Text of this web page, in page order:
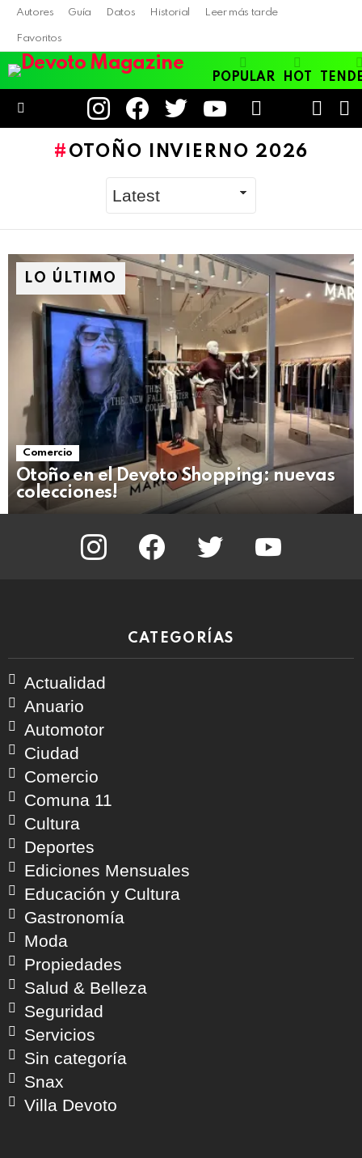
Autores Guía Datos Historial Leer más tarde
Favoritos
POPULAR HOT
instagramfacebooktwitter youtube
SKIN
OTOÑO INVIERNO 2026
LO ÚLTIMO
Comercio
Otoño en el Devoto Shopping: nuevas
colecciones!
instagram facebook twitter
CATEGORÍAS
Actualidad
Anuario
Automotor
Ciudad
Comercio
Comuna 11
Cultura
Deportes
Ediciones Mensuales
Educación y Cultura
Gastronomía
Moda
Propiedades
Salud & Belleza
Seguridad
Servicios
Sin categoría
Snax
Villa Devoto